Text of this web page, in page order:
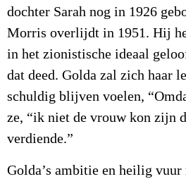
dochter Sarah nog in 1926
Morris overlijdt in 1951. Hij
in het zionistische ideaal
dat deed. Golda zal zich haar
schuldig blijven voelen,
ze, “ik niet de vrouw kon zijn
verdiende.”
Golda’s ambitie en heilig